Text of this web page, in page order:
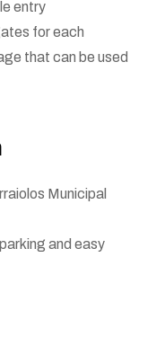
entry
for each
that can be used
Municipal
and easy